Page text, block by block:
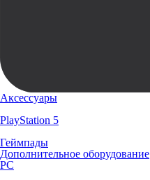
Аксессуары
PlayStation 5
Геймпады
Дополнительное оборудование
PC